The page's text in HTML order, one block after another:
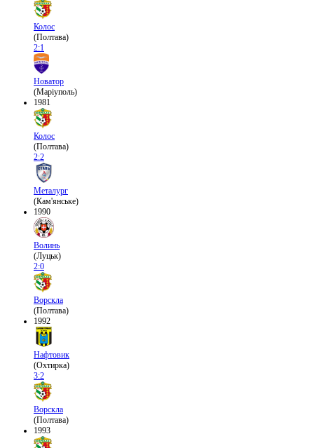
Колос
(Полтава)
2:1
Новатор
(Маріуполь)
1981
Колос
(Полтава)
2:2
Металург
(Кам'янське)
1990
Волинь
(Луцьк)
2:0
Ворскла
(Полтава)
1992
Нафтовик
(Охтирка)
3:2
Ворскла
(Полтава)
1993